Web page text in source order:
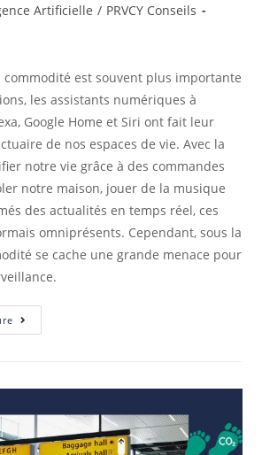
Artificielle / PRVCY Conseils
commodité est souvent plus importante
les assistants numériques à
Google Home et Siri ont fait leur
de nos espaces de vie. Avec la
notre vie grâce à des commandes
notre maison, jouer de la musique
des actualités en temps réel, ces
omniprésents. Cependant, sous la
se cache une grande menace pour